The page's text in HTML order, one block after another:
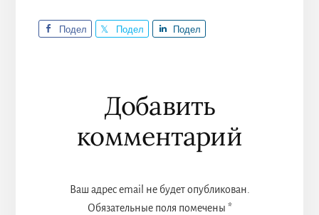
Подел
Подел
Подел
Reader
Interactions
Добавить
комментарий
Ваш адрес email не будет опубликован.
Обязательные поля помечены *